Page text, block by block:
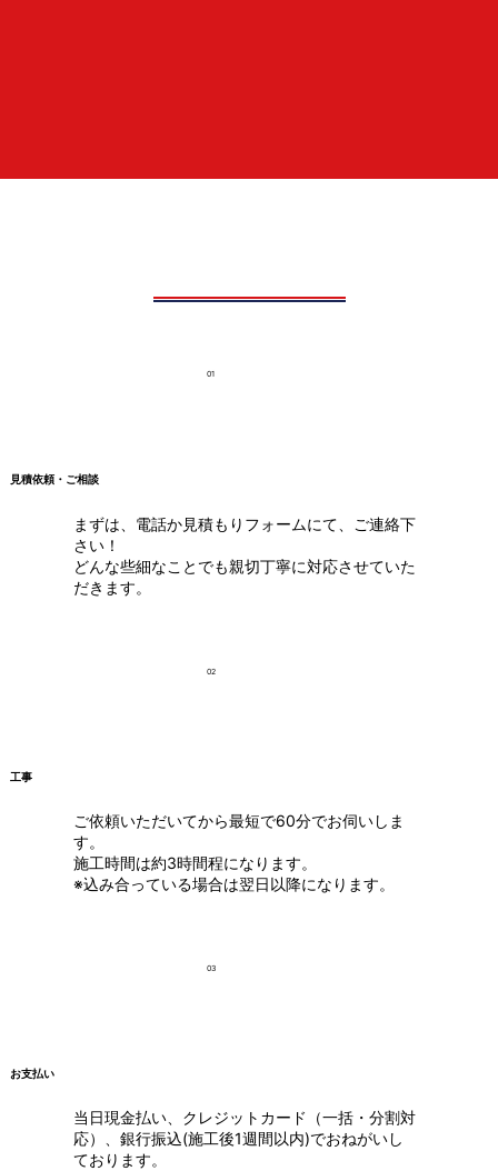
01
まずは、電話か見積もりフォームにて、ご連絡下
さい！
どんな些細なことでも親切丁寧に対応させていた
だきます。
見積依頼・ご相談
02
ご依頼いただいてから最短で60分でお伺いしま
す。
施工時間は約3時間程になります。
※込み合っている場合は翌日以降になります。
工事
03
当日現金払い、クレジットカード（一括・分割対
応）、銀行振込(施工後1週間以内)でおねがいし
ております。
お支払い